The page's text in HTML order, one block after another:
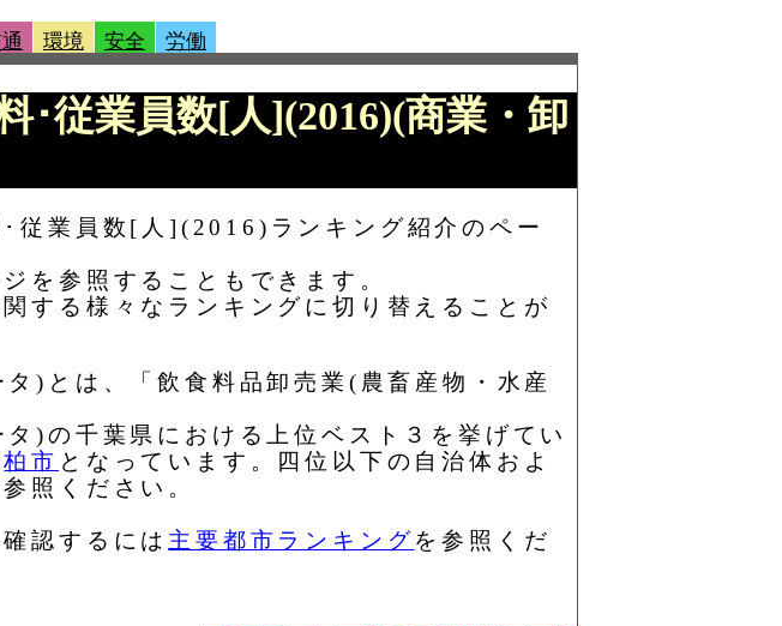
環境 安全 労働
･従業員数[人](2016)(商業・卸
従業員数[人](2016)ランキング紹介のペー
を参照することもできます。
する様々なランキングに切り替えることが
)とは、「飲食料品卸売業(農畜産物・水産
)の千葉県における上位ベスト３を挙げてい
柏市 となっています。四位以下の自治体およ
照ください。
認するには 主要都市ランキングを参照くだ